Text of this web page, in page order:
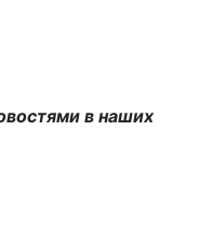
в наших